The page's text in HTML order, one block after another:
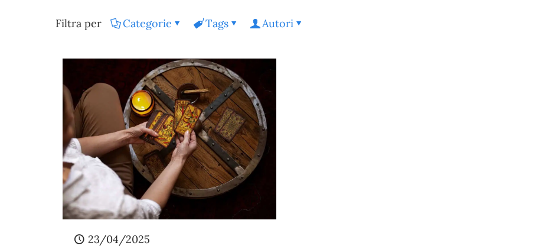
Filtra per Categorie Tags Autori
23/04/2025